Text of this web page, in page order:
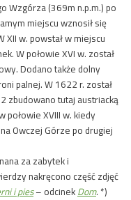
Wzgórza (369m n.p.m.) po
miejscu wznosił się
w. powstał w miejscu
W połowie XVI w. został
Dodano także dolny
palnej. W 1622 r. został
zbudowano tutaj austriacką
połowie XVIII w. kiedy
Owczej Górze po drugiej
za zabytek i
nakręcono część zdjęć
i pies– odcinek Dom. *)